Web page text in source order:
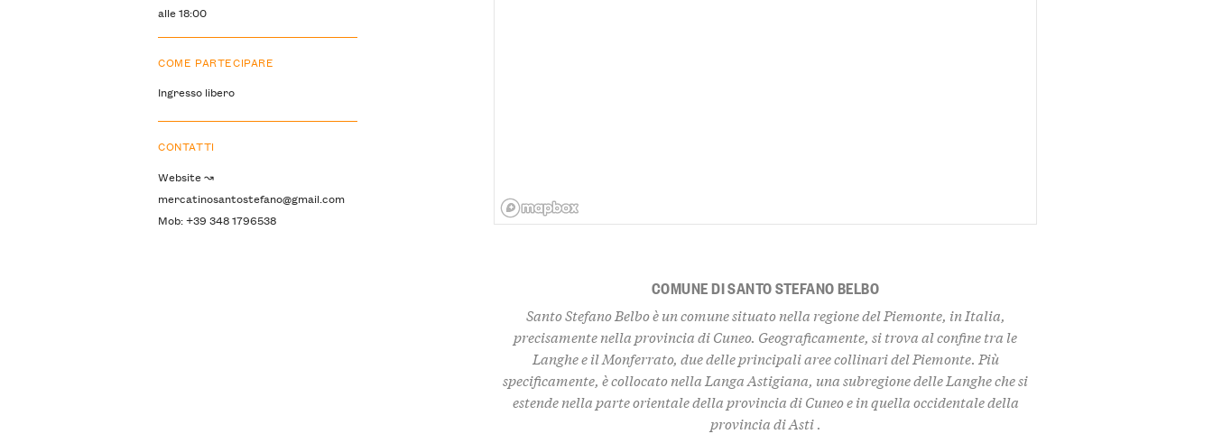
alle 18:00
COME PARTECIPARE
Ingresso libero
CONTATTI
Website ↝
mercatinosantostefano@gmail.com
Mob: +39 348 1796538
COMUNE DI SANTO STEFANO BELBO
Santo Stefano Belbo è un comune situato nella regione del Piemonte, in Italia,
precisamente nella provincia di Cuneo. Geograficamente, si trova al confine tra le
Langhe e il Monferrato, due delle principali aree collinari del Piemonte. Più
specificamente, è collocato nella Langa Astigiana, una subregione delle Langhe che si
estende nella parte orientale della provincia di Cuneo e in quella occidentale della
provincia di Asti .